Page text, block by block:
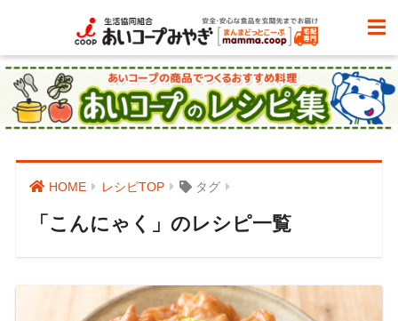
HOME レシピTOP タグ
「こんにゃく」のレシピ一覧